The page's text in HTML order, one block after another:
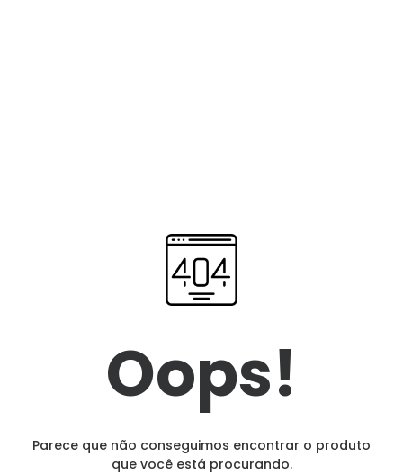
Oops!
Parece que não conseguimos encontrar o produto
que você está procurando.